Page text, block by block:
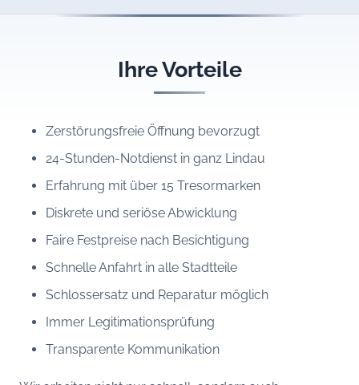
Ihre Vorteile
Zerstörungsfreie Öffnung bevorzugt
24-Stunden-Notdienst in ganz Lindau
Erfahrung mit über 15 Tresormarken
Diskrete und seriöse Abwicklung
Faire Festpreise nach Besichtigung
Schnelle Anfahrt in alle Stadtteile
Schlossersatz und Reparatur möglich
Immer Legitimationsprüfung
Transparente Kommunikation